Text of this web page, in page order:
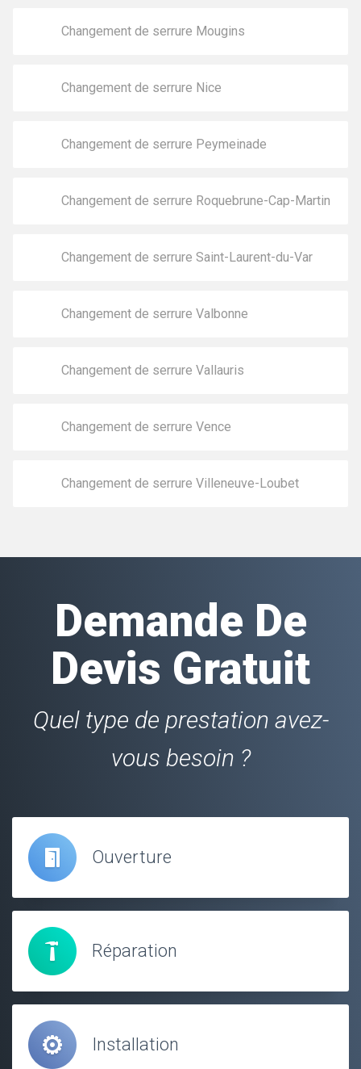
Changement de serrure Mougins
Changement de serrure Nice
Changement de serrure Peymeinade
Changement de serrure Roquebrune-Cap-Martin
Changement de serrure Saint-Laurent-du-Var
Changement de serrure Valbonne
Changement de serrure Vallauris
Changement de serrure Vence
Changement de serrure Villeneuve-Loubet
Demande De
Devis Gratuit
Quel type de prestation avez-
vous besoin ?
Ouverture
Réparation
Installation